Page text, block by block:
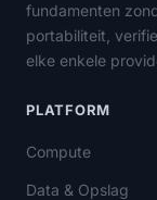
fundamenten
portabiliteit,
elke enkele
PLATFORM
Compute
Data & Opslag